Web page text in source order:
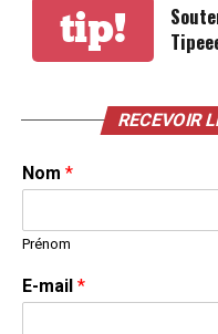
tip!
RECEVOIR
Nom *
Prénom
E-mail *